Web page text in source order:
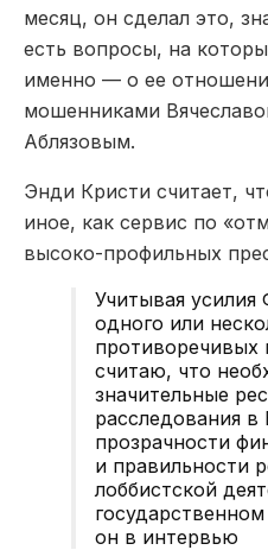
месяц, он сделал это,
есть вопросы, на
именно — о ее
мошенниками
Аблязовым.
Энди Кристи считает,
иное, как сервис по
высоко-профильных
Учитывая
одного или
противоречивых
считаю, что
значительные
расследования в
прозрачности
и правильности
лоббистской
он в интервью